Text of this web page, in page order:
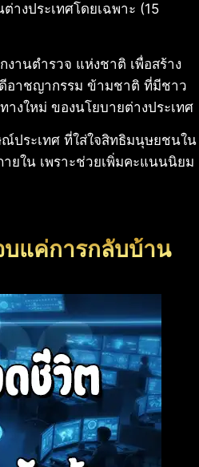
างประเทศโดยเฉพาะ (15
านตำรวจ แห่งชาติ เพื่อสร้าง
อาชญากรรม ข้ามชาติ ที่มีชาว
างใหม่ ของนโยบายต่างประเทศ
ประเทศ ที่ใส่ใจสิทธิมนุษยชนใน
ยใน เพราะช่วยเพิ่มคะแนนนิยม
บแค่การกลับบ้าน